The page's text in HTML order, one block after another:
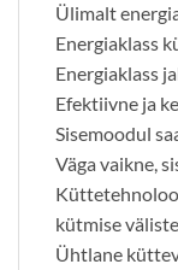
Ülimalt
Energiaklass
Energiaklass
Efektiivne ja
Sisemoodul
Väga vaikne,
kütmise
Ühtlane